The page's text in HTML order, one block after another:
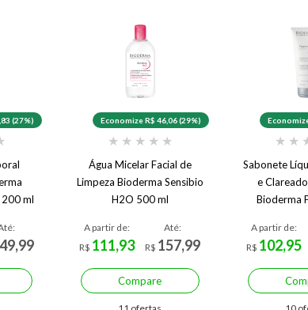
(27%)
ml
Economize R$ 46,06 (29%)
★ ★ ★ ★ ★
Água Micelar Facial de
Limpeza Bioderma Sensibio
H2O 500 ml
A partir de:
R$ 111,93
Até:
R$ 157,99
Compare
★ ★
Sabonete
e
Bioderma
A partir de:
R$ 102,95